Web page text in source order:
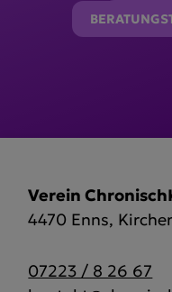
Verein
4470 Enns,
07223 / 8 26 67